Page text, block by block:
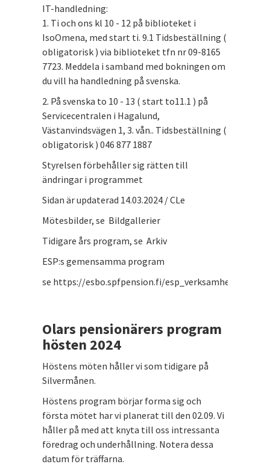
IT-handledning:
1. Ti och ons kl 10 - 12 på biblioteket i
IsoOmena, med start ti. 9.1 Tidsbeställning (
obligatorisk ) via biblioteket tfn nr 09-8165
7723. Meddela i samband med bokningen om
du vill ha handledning på svenska.
2. På svenska to 10 - 13 ( start to11.1 ) på
Servicecentralen i Hagalund,
Västanvindsvägen 1, 3. vån.. Tidsbeställning (
obligatorisk ) 046 877 1887
Styrelsen förbehåller sig rätten till
ändringar i programmet
Sidan är updaterad 14.03.2024 / CLe
Mötesbilder, se Bildgallerier
Tidigare års program, se Arkiv
ESP:s gemensamma program
se https://esbo.spfpension.fi/esp_verksamhet/
Olars pensionärers program
hösten 2024
Höstens möten håller vi som tidigare på
Silvermånen.
Höstens program börjar forma sig och
första mötet har vi planerat till den 02.09. Vi
håller på med att knyta till oss intressanta
föredrag och underhållning. Notera dessa
datum för träffarna.